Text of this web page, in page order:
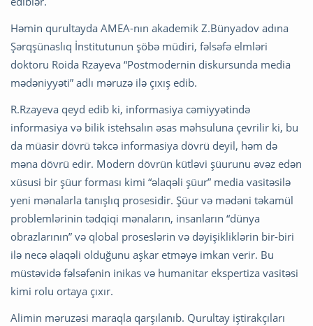
Həmin qurultayda AMEA-nın akademik Z.Bünyadov adına
Şərqşünaslıq İnstitutunun şöbə müdiri, fəlsəfə elmləri
doktoru Roida Rzayeva “Postmodernin diskursunda media
mədəniyyəti” adlı məruzə ilə çıxış edib.
R.Rzayeva qeyd edib ki, informasiya cəmiyyətində
informasiya və bilik istehsalın əsas məhsuluna çevrilir ki, bu
da müasir dövrü təkcə informasiya dövrü deyil, həm də
məna dövrü edir. Modern dövrün kütləvi şüurunu əvəz edən
xüsusi bir şüur ​​forması kimi “əlaqəli şüur” ​​media vasitəsilə
yeni mənalarla tanışlıq prosesidir. Şüur və mədəni təkamül
problemlərinin tədqiqi mənaların, insanların “dünya
obrazlarının” və qlobal proseslərin və dəyişikliklərin bir-biri
ilə necə əlaqəli olduğunu aşkar etməyə imkan verir. Bu
müstəvidə fəlsəfənin inikas və humanitar ekspertiza vasitəsi
kimi rolu ortaya çıxır.
Alimin məruzəsi maraqla qarşılanıb. Qurultay iştirakçıları